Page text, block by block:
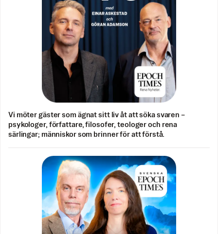
Vi möter gäster som ägnat sitt liv åt att söka svaren –
psykologer, författare, filosofer, teologer och rena
särlingar; människor som brinner för att förstå.